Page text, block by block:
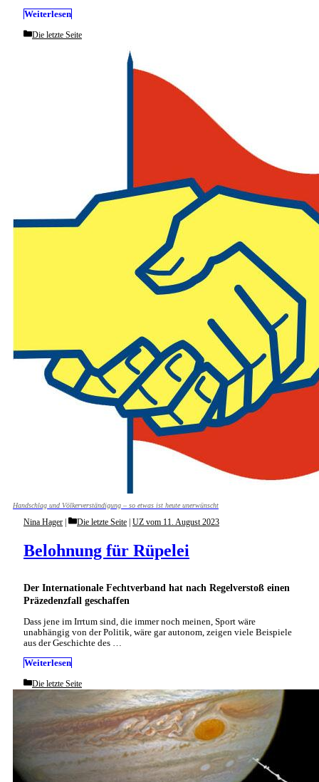
Weiterlesen
Categories
Die letzte Seite
Handschlag und Völkerverständigung – so etwas ist heute unerwünscht
Der Internationale Fechtverband hat nach Regelverstoß einen
Präzedenzfall geschaffen
Belohnung für Rüpelei
Nina Hager Categories
Die letzte Seite | UZ vom 11. August 2023
Dass jene im Irrtum sind, die immer noch meinen, Sport wäre
unabhängig von der Politik, wäre gar autonom, zeigen viele Beispiele
aus der Geschichte des …
Weiterlesen
Categories
Die letzte Seite